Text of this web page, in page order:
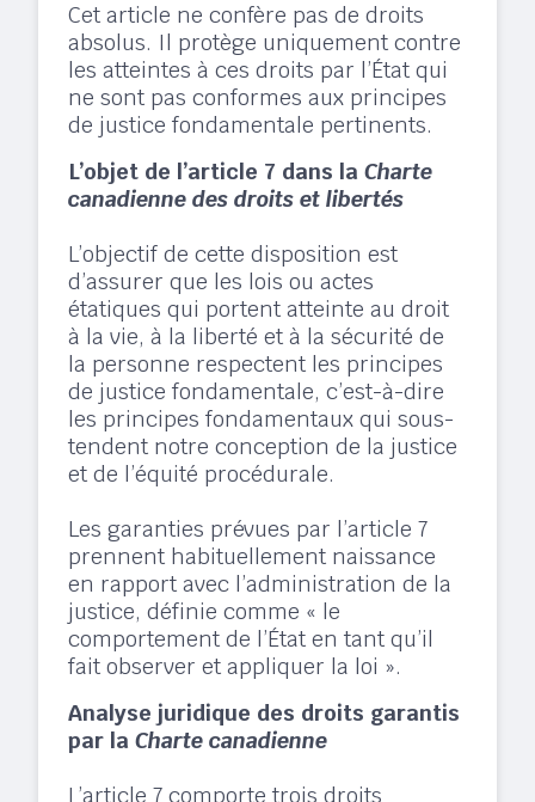
Cet article ne confère pas de droits
absolus. Il protège uniquement contre
les atteintes à ces droits par l’État qui
ne sont pas conformes aux principes
de justice fondamentale pertinents.​
L’objet de l’article 7 dans laCharte
canadienne des droits et libertés
L’objectif de cette disposition est
d’assurer que les lois ou actes
étatiques qui portent atteinte au droit
à la vie, à la liberté et à la sécurité de
la personne respectent les principes
de justice fondamentale, c’est-à-dire
les principes fondamentaux qui sous-
tendent notre conception de la justice
et de l’équité procédurale.
Les garanties prévues par l’article 7
prennent habituellement naissance
en rapport avec l’administration de la
justice, définie comme « le
comportement de l’État en tant qu’il
fait observer et appliquer la loi ». ​
Analyse juridique des droits garantis
par laCharte canadienne
L’article 7 comporte trois droits